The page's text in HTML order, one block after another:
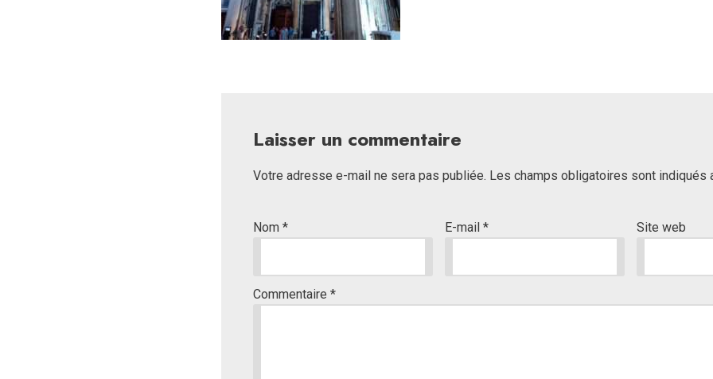
Laisser un commentaire
Votre adresse e-mail ne sera pas publiée. Les champs obligatoires sont indiqués
Nom * E-mail * Site web
Commentaire *